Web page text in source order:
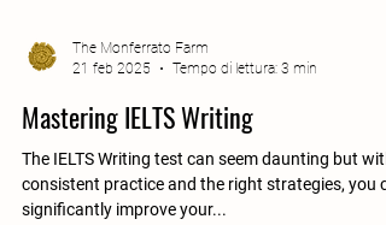
The Monferrato Farm
21 feb 2025
Tempo di lettura: 3 min
Mastering IELTS Writing